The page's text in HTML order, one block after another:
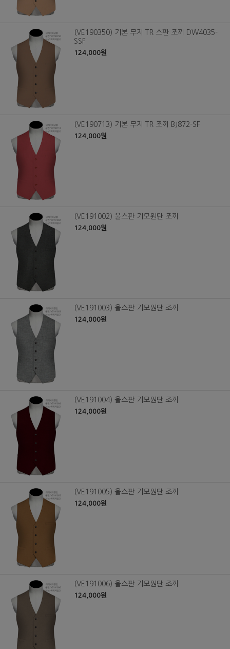
(VE190350) 기본 무지 TR 스판 조끼 DW4035-
SSF
124,000원
(VE190713) 기본 무지 TR 조끼 BJ872-SF
124,000원
(VE191002) 울스판 기모원단 조끼
124,000원
(VE191003) 울스판 기모원단 조끼
124,000원
(VE191004) 울스판 기모원단 조끼
124,000원
(VE191005) 울스판 기모원단 조끼
124,000원
(VE191006) 울스판 기모원단 조끼
124,000원